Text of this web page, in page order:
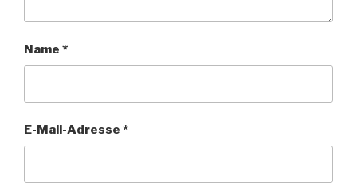
Name *
E-Mail-Adresse *